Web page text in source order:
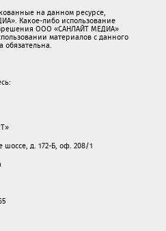
на данном ресурсе,
Какое-либо использование
ООО «САНЛАЙТ МЕДИА»
материалов с данного
обязательна.
шоссе, д. 172-Б, оф. 208/1